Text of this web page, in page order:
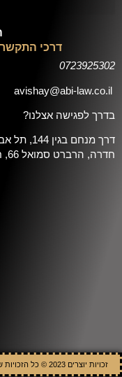
דרכי
0723925302
avishay@abi-law.co.il
בדרך לפגישה אצלנו?
דרך מנחם בגין 144, תל אביב, בנין מידטאון, קומה 21
חדרה, הרברט סמואל 66, חדרה
זכויות יוצרים 2023 © כל הזכויות שמורות עו"ד אבישי בן יצחק, מס הכנסה-מס שבח-מע"מ